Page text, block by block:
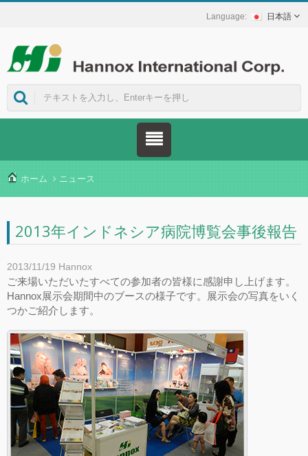
日本語
ホーム ニュース
2013年インドネシア病院博覧会事後報告
2013/11/19 Hannox
ご来場いただいたすべての参加者の皆様に感謝申し上げます。
Hannox展示会期間中のブースの様子です。展示会の写真をいく
つかご紹介します。